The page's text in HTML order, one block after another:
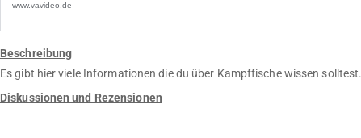
Beschreibung
Es gibt hier viele Informationen die du über Kampffische wissen solltest.
Diskussionen und Rezensionen